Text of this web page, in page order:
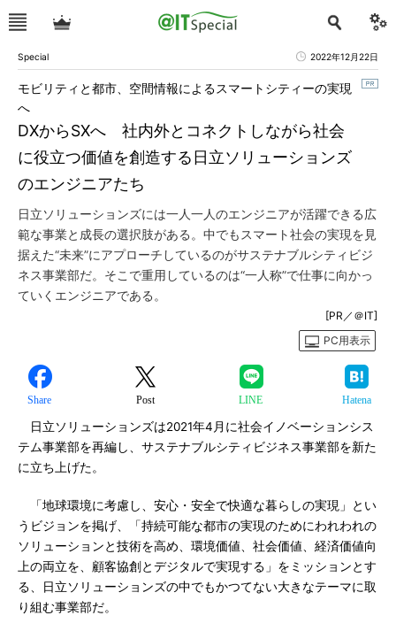
Special 2022年12月22日
DXからSXへ 社内外とコネクトしながら社会
に役立つ価値を創造する日立ソリューションズ
のエンジニアたち
モビリティと都市、空間情報によるスマートシティーの実現
へ
日立ソリューションズには一人一人のエンジニアが活躍できる広
範な事業と成長の選択肢がある。中でもスマート社会の実現を見
据えた“未来”にアプローチしているのがサステナブルシティビジ
ネス事業部だ。そこで重用しているのは“一人称”で仕事に向かっ
ていくエンジニアである。
[PR／＠IT]
PC用表示
Share Post LINE Hatena
日立ソリューションズは2021年4月に社会イノベーションシス
テム事業部を再編し、サステナブルシティビジネス事業部を新た
に立ち上げた。
「地球環境に考慮し、安心・安全で快適な暮らしの実現」とい
うビジョンを掲げ、「持続可能な都市の実現のためにわれわれの
ソリューションと技術を高め、環境価値、社会価値、経済価値向
上の両立を、顧客協創とデジタルで実現する」をミッションとす
る、日立ソリューションズの中でもかつてない大きなテーマに取
り組む事業部だ。